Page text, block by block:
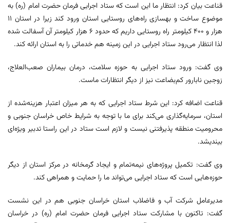
قناعت بیان کرد: انتظار ما این است که ستاد اجرایی فرمان حضرت امام (ره) به
موضوع ساخت و بهسازی راه‌های روستایی استان ورود کند زیرا در استان ۱۱
هزار و ۴۰۰ کیلومتر راه روستایی داریم که حدود ۶ هزار کیلومتر آن آسفالت شده
لذا انتظار می‌رود ستاد اجرایی در این زمینه هم خدماتی را به استان ارائه کند.
وی گفت: ورود ستاد اجرایی به حوزه سلامت، درمان بیماران صعب‌العلاج،
زوجین نابارور کم‌بضاعت نیز از دیگر انتظارات ماست.
قناعت اضافه کرد: این شرط ستاد اجرایی که به هر میزان اعتبار هزینه‌شده از
استان، سرمایه‌گذاری می‌کند برای ما با توجه به شرایط خاص خراسان جنوبی و
محرومیت منطقه پذیرفتنی نیست و لازم است ستاد در این راستا تدبیر ویژه‌ای
بیندیشد.
وی گفت: تکمیل پروژه‌های نیمه‌تمام و ایجاد گرمخانه در مرکز استان از دیگر
حوزه‌هایی است که ستاد اجرایی می‌تواند ما را حمایت و همراهی کند.
مدیرعامل شرکت آب و فاضلاب استان خراسان جنوبی هم در این نشست
گفت: تاکنون با مشارکت ستاد اجرایی فرمان حضرت امام (ره) در خراسان